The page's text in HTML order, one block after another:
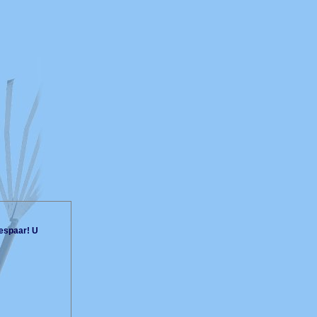
U